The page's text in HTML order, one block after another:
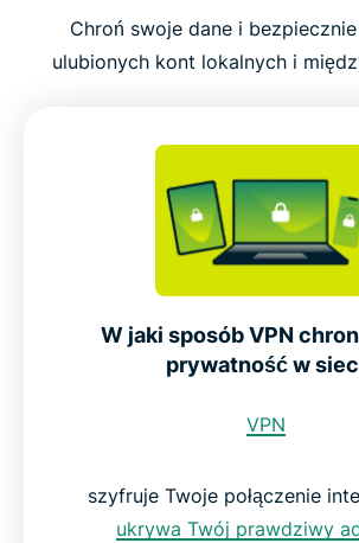
Chroń swoje dane i
ulubionych kont lokalnych i
W jaki sposób VPN
prywatność w
VPN
szyfruje Twoje połączenie
ukrywa Twój prawdziwy